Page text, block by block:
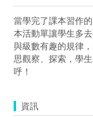
當學完了課本習作
本活動單讓學生多
與級數有趣的規律
思觀察、探索，學
呼！
資訊